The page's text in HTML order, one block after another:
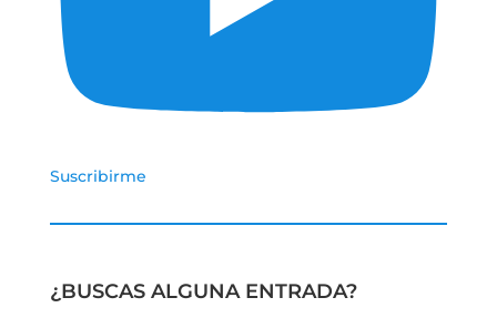
Suscribirme
¿BUSCAS ALGUNA ENTRADA?